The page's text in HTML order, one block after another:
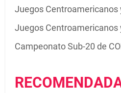
Juegos Centroamericanos
Juegos Centroamericanos
Campeonato Sub-20 de